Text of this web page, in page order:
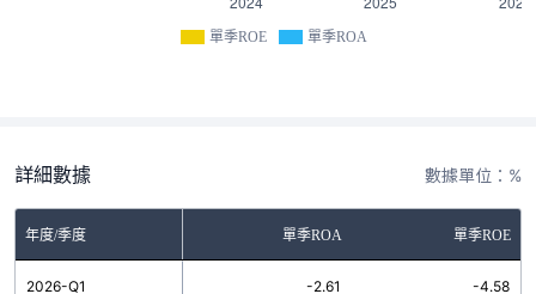
單季ROE 單季ROA
詳細數據 數據單位：%
年度/季度 單季ROA 單季ROE
2026-Q1 -2.61 -4.58